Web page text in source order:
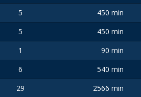
5 450 min
5 450 min
1 90 min
6 540 min
29 2566 min